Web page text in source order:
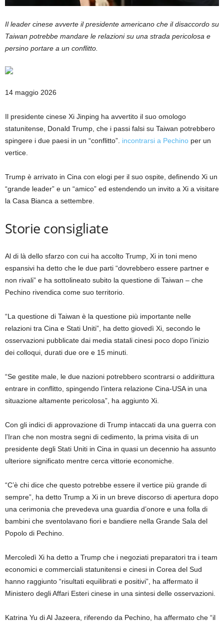
Il leader cinese avverte il presidente americano che il disaccordo su
Taiwan potrebbe mandare le relazioni su una strada pericolosa e
persino portare a un conflitto.
Pubblicato
14
maggio
2026
14 maggio 2026
Il presidente cinese Xi Jinping ha avvertito il suo omologo
statunitense, Donald Trump, che i passi falsi su Taiwan potrebbero
spingere i due paesi in un “conflitto”. incontrarsi a Pechino per un
vertice.
Trump è arrivato in Cina con elogi per il suo ospite, definendo Xi un
“grande leader” e un “amico” ed estendendo un invito a Xi a visitare
la Casa Bianca a settembre.
Storie consigliate
elenco
di
4
elementi
fine
dell’elenco
Al di là dello sfarzo con cui ha accolto Trump, Xi in toni meno
espansivi ha detto che le due parti “dovrebbero essere partner e
non rivali” e ha sottolineato subito la questione di Taiwan – che
Pechino rivendica come suo territorio.
“La questione di Taiwan è la questione più importante nelle
relazioni tra Cina e Stati Uniti”, ha detto giovedì Xi, secondo le
osservazioni pubblicate dai media statali cinesi poco dopo l’inizio
dei colloqui, durati due ore e 15 minuti.
“Se gestite male, le due nazioni potrebbero scontrarsi o addirittura
entrare in conflitto, spingendo l’intera relazione Cina-USA in una
situazione altamente pericolosa”, ha aggiunto Xi.
Con gli indici di approvazione di Trump intaccati da una guerra con
l’Iran che non mostra segni di cedimento, la prima visita di un
presidente degli Stati Uniti in Cina in quasi un decennio ha assunto
ulteriore significato mentre cerca vittorie economiche.
“C’è chi dice che questo potrebbe essere il vertice più grande di
sempre”, ha detto Trump a Xi in un breve discorso di apertura dopo
una cerimonia che prevedeva una guardia d’onore e una folla di
bambini che sventolavano fiori e bandiere nella Grande Sala del
Popolo di Pechino.
Mercoledì Xi ha detto a Trump che i negoziati preparatori tra i team
economici e commerciali statunitensi e cinesi in Corea del Sud
hanno raggiunto “risultati equilibrati e positivi”, ha affermato il
Ministero degli Affari Esteri cinese in una sintesi delle osservazioni.
Katrina Yu di Al Jazeera, riferendo da Pechino, ha affermato che “il